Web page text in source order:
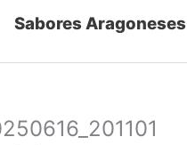
Sabores Aragoneses